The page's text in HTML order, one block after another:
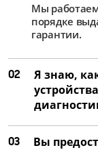
Мы
порядке
гарантии.
02
Я знаю,
03 Вы